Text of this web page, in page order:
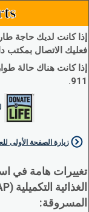
إذا كانت لديك حاجة
فعليك الاتصال بمكتب
إذا كانت هناك حالة
911.
زيارة الصفحة الأولى
تغييرات هامة في
المسروقة: